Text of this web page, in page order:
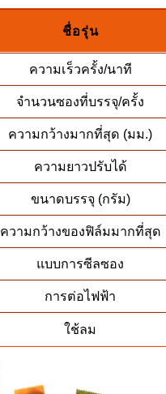
ชื่อรุ่น
ความเร็วครั้ง/นาที
จำนวนซองที่บรรจุ/ครั้ง
ความกว้างมากที่สุด (มม.)
ความยาวปรับได้
ขนาดบรรจุ (กรัม)
ความกว้างของฟิล์มมากที่สุด
แบบการซีลซอง
การต่อไฟฟ้า
ใช้ลม